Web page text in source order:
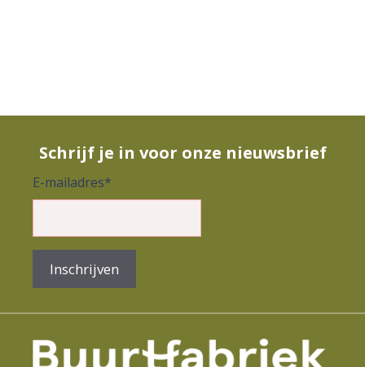
Schrijf je in voor onze nieuwsbrief
E-mailadres*
Inschrijven